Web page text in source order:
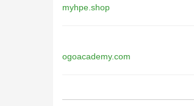
myhpe.shop
ogoacademy.com